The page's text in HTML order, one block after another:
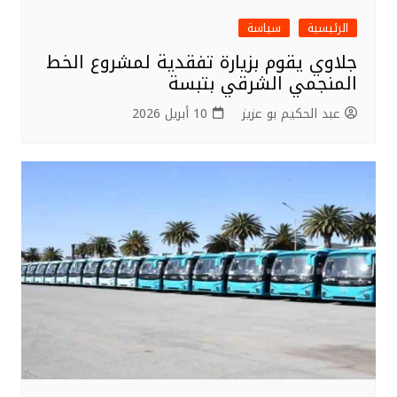
الرئيسية سياسة
جلاوي يقوم بزيارة تفقدية لمشروع الخط
المنجمي الشرقي بتبسة
عبد الحكيم بو عزيز 10 أبريل 2026